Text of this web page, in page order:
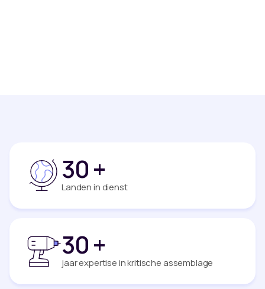
30+
Landen in dienst
30+
jaar expertise in kritische assemblage